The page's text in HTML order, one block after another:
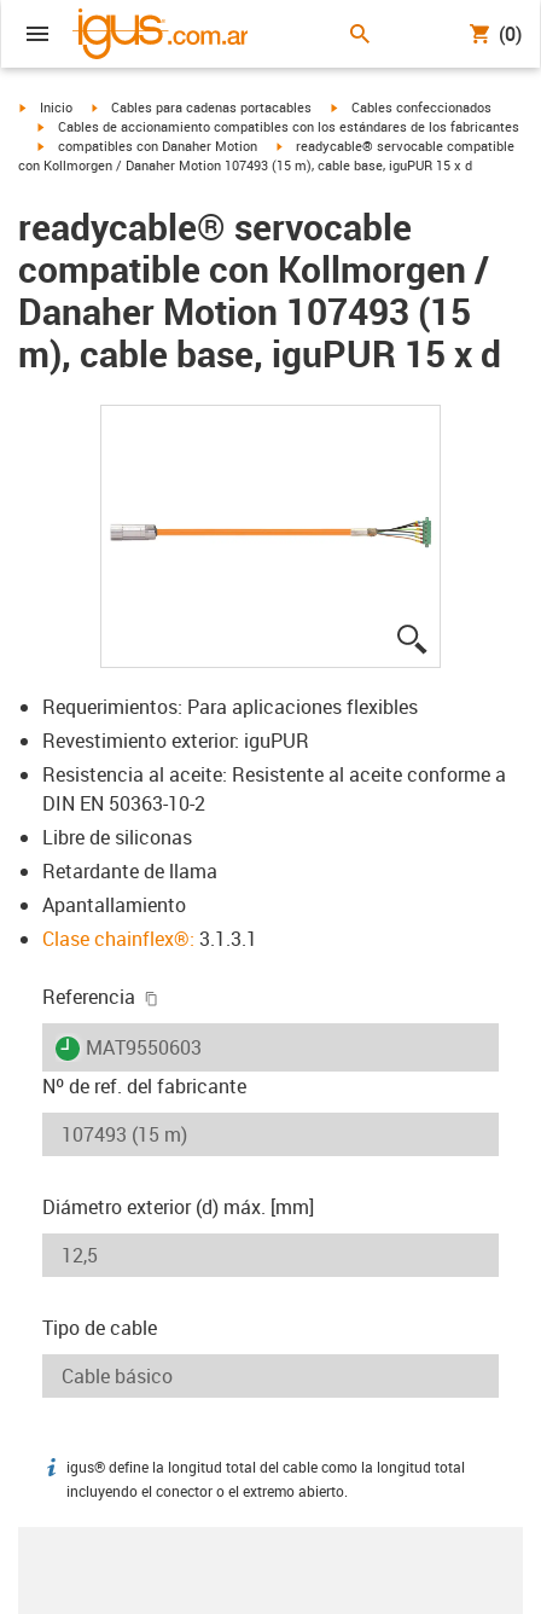
(0)
igus-icon-arrow-right
Inicio igus-icon-arrow-right
Cables para cadenas portacables igus-icon-arrow-right
Cables confeccionados
igus-icon-arrow-right
Cables de accionamiento compatibles con los estándares de los fabricantes
igus-icon-arrow-right
compatibles con Danaher Motion igus-icon-arrow-right
readycable® servocable compatible
con Kollmorgen / Danaher Motion 107493 (15 m), cable base, iguPUR 15 x d
readycable® servocable
compatible con Kollmorgen /
Danaher Motion 107493 (15
m), cable base, iguPUR 15 x d
Requerimientos: Para aplicaciones flexibles
Revestimiento exterior: iguPUR
Resistencia al aceite: Resistente al aceite conforme a
DIN EN 50363-10-2
Libre de siliconas
Retardante de llama
Apantallamiento
Clase chainflex®: 3.1.3.1
Referencia
igus-icon-lieferzeit
MAT9550603
Nº de ref. del fabricante
Diámetro exterior (d) máx. [mm]
Tipo de cable
igus-icon-info
igus® define la longitud total del cable como la longitud total
incluyendo el conector o el extremo abierto.